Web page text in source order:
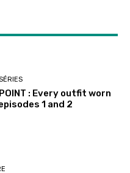
: Every outfit worn
1 and 2